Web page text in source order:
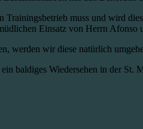
Trainingsbetrieb muss und wird
Einsatz von Herrn
werden wir diese natürlich
baldiges Wiedersehen in der St.